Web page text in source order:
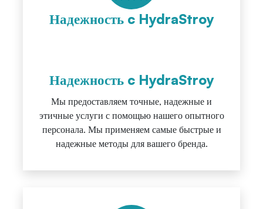
Надежность c HydraStroy
Надежность c HydraStroy
Мы предоставляем точные, надежные и
этичные услуги с помощью нашего опытного
персонала. Мы применяем самые быстрые и
надежные методы для вашего бренда.